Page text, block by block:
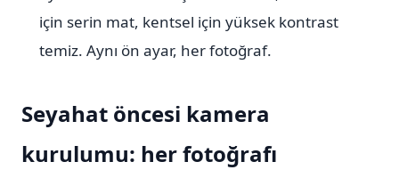
için serin mat, kentsel için yüksek kontrast
temiz. Aynı ön ayar, her fotoğraf.
Seyahat öncesi kamera
kurulumu: her fotoğrafı